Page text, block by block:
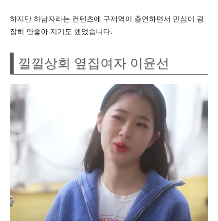
하지만 하남자라는 컨텐츠에 구제역이 출연하면서 민심이 굉
장히 안좋아 지기도 했었습니다.
낄낄상회 옆집여자 이윤선